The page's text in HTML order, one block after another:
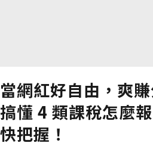
當網紅好自由，爽
搞懂 4 類課稅怎麼
快把握！